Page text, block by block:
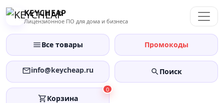
Перейти
KEYCHEAP
Лицензионное ПО для дома и бизнеса
Все товары Промокоды
info@keycheap.ru Поиск
0
Корзина